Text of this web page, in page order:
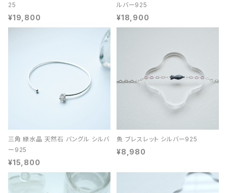
25
¥19,800
ルバー925
¥18,900
三角 緑水晶 天然石 バングル シルバ
ー925
¥15,800
魚 ブレスレット シルバー925
¥8,980